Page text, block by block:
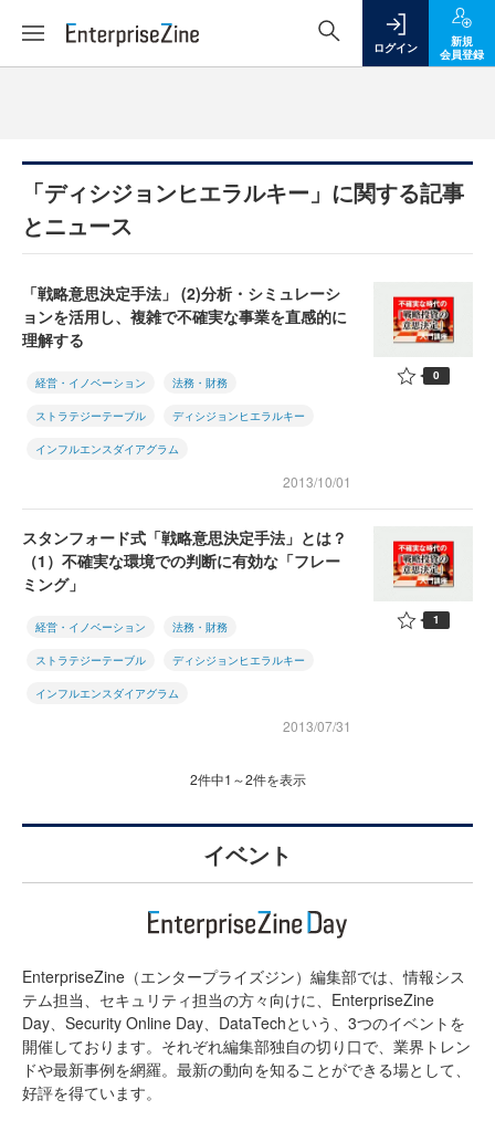
ログイン
新規
会員登録
「ディシジョンヒエラルキー」に関する記事
とニュース
「戦略意思決定手法」 (2)分析・シミュレーシ
ョンを活用し、複雑で不確実な事業を直感的に
理解する
経営・イノベーション 法務・財務
ストラテジーテーブル ディシジョンヒエラルキー
インフルエンスダイアグラム
2013/10/01
0
スタンフォード式「戦略意思決定手法」とは？
（1）不確実な環境での判断に有効な「フレー
ミング」
経営・イノベーション 法務・財務
ストラテジーテーブル ディシジョンヒエラルキー
インフルエンスダイアグラム
2013/07/31
1
2件中1～2件を表示
イベント
EnterpriseZine（エンタープライズジン）編集部では、情報シス
テム担当、セキュリティ担当の方々向けに、EnterpriseZine
Day、Security Online Day、DataTechという、3つのイベントを
開催しております。それぞれ編集部独自の切り口で、業界トレン
ドや最新事例を網羅。最新の動向を知ることができる場として、
好評を得ています。